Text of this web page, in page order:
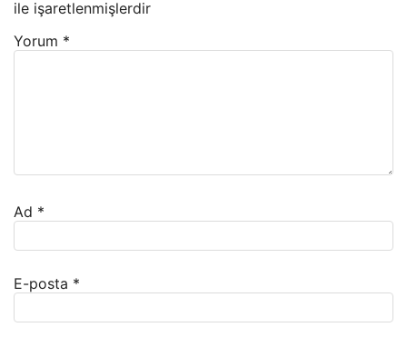
ile işaretlenmişlerdir
Yorum *
Ad *
E-posta *